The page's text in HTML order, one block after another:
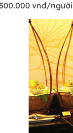
vnđ/người